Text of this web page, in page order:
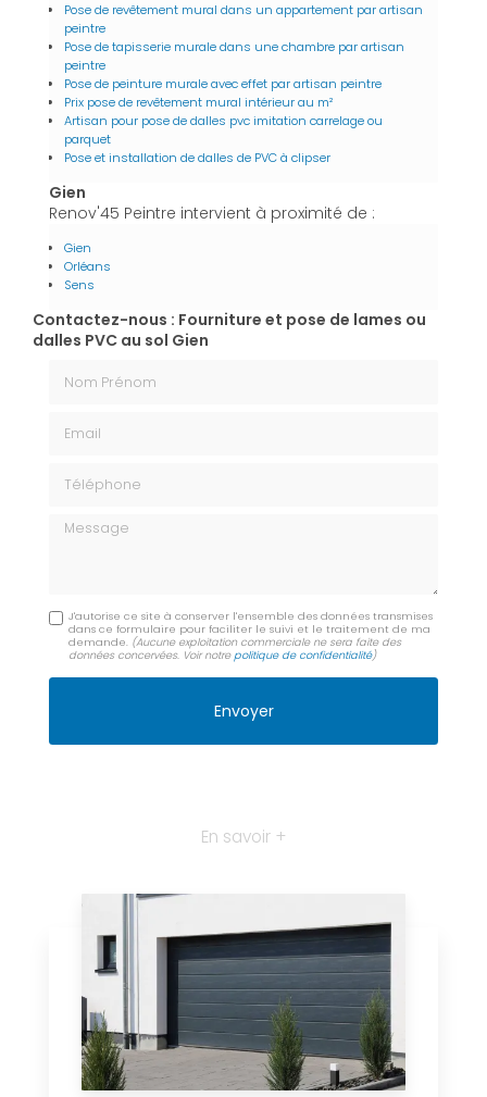
Pose de revêtement mural dans un appartement par artisan
peintre
Pose de tapisserie murale dans une chambre par artisan
peintre
Pose de peinture murale avec effet par artisan peintre
Prix pose de revêtement mural intérieur au m²
Artisan pour pose de dalles pvc imitation carrelage ou
parquet
Pose et installation de dalles de PVC à clipser
Gien
Renov'45 Peintre intervient à proximité de :
Gien
Orléans
Sens
Contactez-nous : Fourniture et pose de lames ou
dalles PVC au sol Gien
Message
J'autorise ce site à conserver l'ensemble des données transmises
dans ce formulaire pour faciliter le suivi et le traitement de ma
demande. (Aucune exploitation commerciale ne sera faite des
données concervées. Voir notrepolitique de confidentialité)
En savoir +